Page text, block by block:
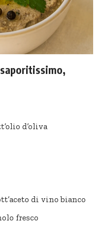
d’oliva
di vino bianco
fresco